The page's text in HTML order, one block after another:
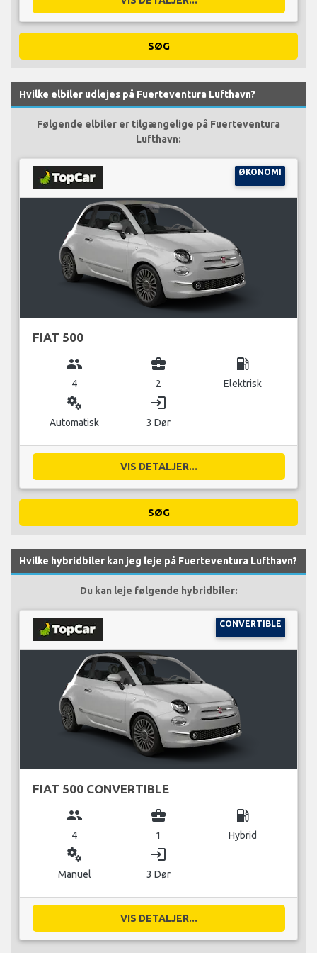
SØG
Hvilke elbiler udlejes på Fuerteventura Lufthavn?
Følgende elbiler er tilgængelige på Fuerteventura
Lufthavn:
ØKONOMI
FIAT 500
group
4
business_center
2
local_gas_station
Elektrisk
miscellaneous_services
Automatisk
login
3 Dør
VIS DETALJER...
SØG
Hvilke hybridbiler kan jeg leje på Fuerteventura Lufthavn?
Du kan leje følgende hybridbiler:
CONVERTIBLE
FIAT 500 CONVERTIBLE
group
4
business_center
1
local_gas_station
Hybrid
miscellaneous_services
Manuel
login
3 Dør
VIS DETALJER...